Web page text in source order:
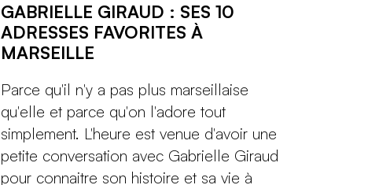
GABRIELLE GIRAUD : SES 10
ADRESSES FAVORITES À
MARSEILLE
Parce qu'il n'y a pas plus marseillaise
qu'elle et parce qu'on l'adore tout
simplement. L'heure est venue d'avoir une
petite conversation avec Gabrielle Giraud
pour connaitre son histoire et sa vie à